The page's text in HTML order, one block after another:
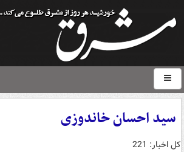
سید احسان خاندوزی
کل اخبار: 221